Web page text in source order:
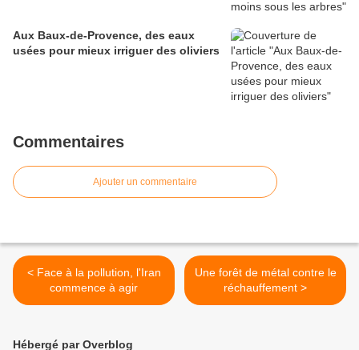
Aux Baux-de-Provence, des eaux
usées pour mieux irriguer des oliviers
Commentaires
Ajouter un commentaire
< Face à la pollution, l'Iran
commence à agir
Une forêt de métal contre le
réchauffement >
Hébergé par Overblog